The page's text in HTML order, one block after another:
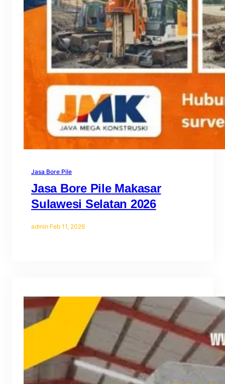
Jasa Bore Pile
Jasa Bore Pile Makasar
Sulawesi Selatan 2026
admin·Feb 11, 2026